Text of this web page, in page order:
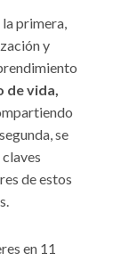
la primera,
y
de vida,
se
de estos
en 11